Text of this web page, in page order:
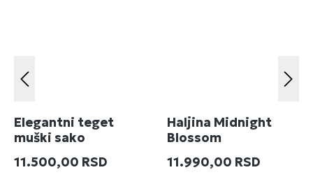
Elegantni teget
muški sako
Redovna cena:
11.500,00 RSD
Haljina Midnight
Blossom
Redovna cena:
11.990,00 RSD